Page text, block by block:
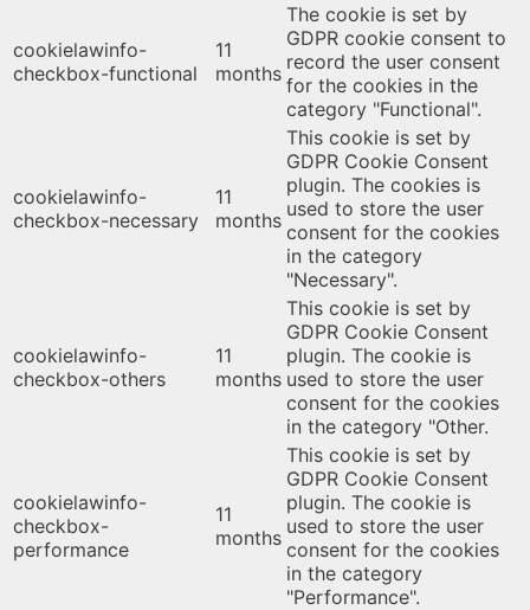
cookielawinfo-
checkbox-functional
11
months
The cookie is set by
GDPR cookie consent to
record the user consent
for the cookies in the
category "Functional".
cookielawinfo-
checkbox-necessary
11
months
This cookie is set by
GDPR Cookie Consent
plugin. The cookies is
used to store the user
consent for the cookies
in the category
"Necessary".
cookielawinfo-
checkbox-others
11
months
This cookie is set by
GDPR Cookie Consent
plugin. The cookie is
used to store the user
consent for the cookies
in the category "Other.
cookielawinfo-
checkbox-
performance
11
months
This cookie is set by
GDPR Cookie Consent
plugin. The cookie is
used to store the user
consent for the cookies
in the category
"Performance".